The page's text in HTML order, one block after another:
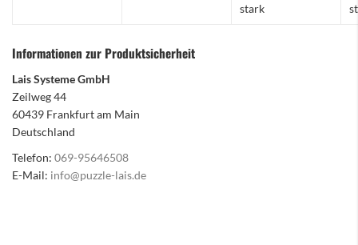
stark
Informationen zur Produktsicherheit
Lais Systeme GmbH
Zeilweg 44
60439 Frankfurt am Main
Deutschland
Telefon: 069-95646508
E-Mail: info@puzzle-lais.de